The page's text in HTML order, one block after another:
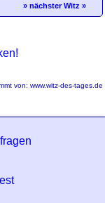
» nächster Witz »
von: www.witz-des-tages.de